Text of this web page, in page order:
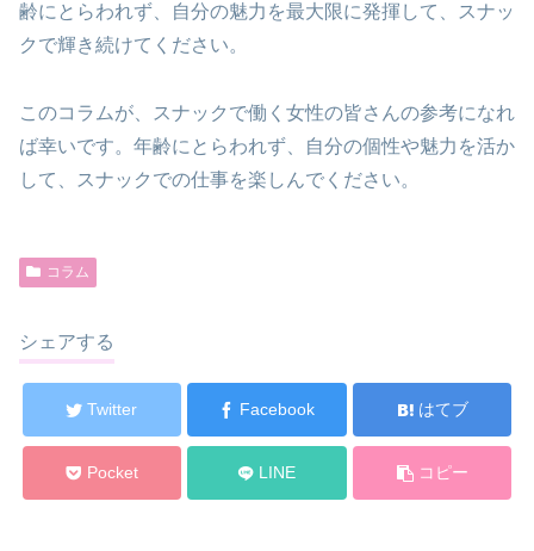
齢にとらわれず、自分の魅力を最大限に発揮して、スナッ
クで輝き続けてください​。
このコラムが、スナックで働く女性の皆さんの参考になれ
ば幸いです。年齢にとらわれず、自分の個性や魅力を活か
して、スナックでの仕事を楽しんでください。
コラム
シェアする
Twitter Facebook はてブ
Pocket LINE コピー